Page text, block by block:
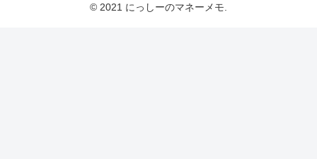
© 2021 にっしーのマネーメモ.